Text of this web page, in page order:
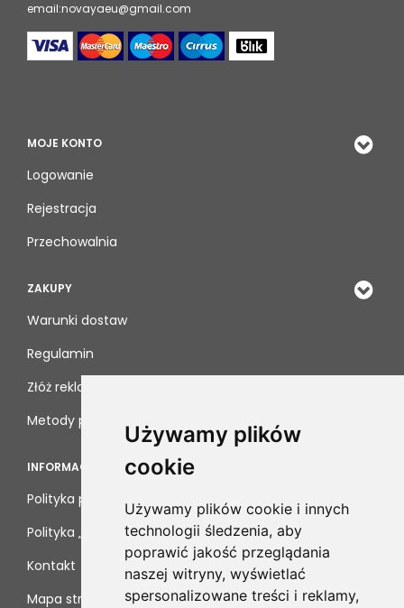
Używamy plików
cookie
Używamy plików cookie i innych
technologii śledzenia, aby
poprawić jakość przeglądania
naszej witryny, wyświetlać
spersonalizowane treści i reklamy,
email:novayaeu@gmail.com
MOJE KONTO
Logowanie
Rejestracja
Przechowalnia
ZAKUPY
Warunki dostaw
Regulamin
Złóż reklamację
Metody płatności
INFORMACJE
Polityka prywatności
Polityka „cookies”
Kontakt
Mapa strony